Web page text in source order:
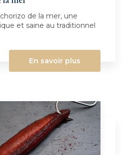
de la mer, une
et saine au traditionnel
En savoir plus